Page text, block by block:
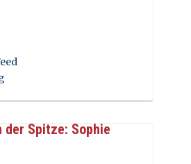
der Spitze: Sophie